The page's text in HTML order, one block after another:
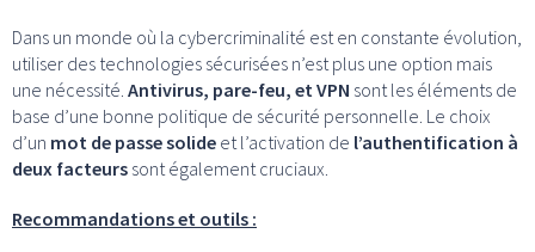
Dans un monde où la cybercriminalité est en constante évolution,
utiliser des technologies sécurisées n’est plus une option mais
une nécessité. Antivirus, pare-feu, et VPN sont les éléments de
base d’une bonne politique de sécurité personnelle. Le choix
d’un mot de passe solide et l’activation de l’authentification à
deux facteurs sont également cruciaux.
Recommandations et outils :